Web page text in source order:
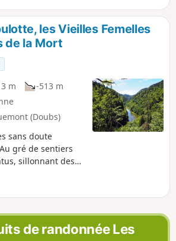
les Vieilles Femelles
de la Mort
m
-513 m
(Doubs)
sans doute
gré de sentiers
sillonnant des
dames vous
vue sauvages sur
une halte à
vous longerez
de la rivière,
de randonnée Les